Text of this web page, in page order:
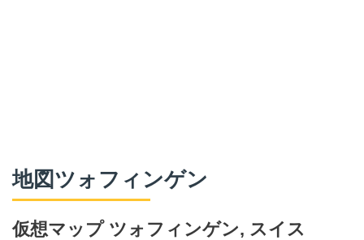
地図ツォフィンゲン
仮想マップ ツォフィンゲン, スイス